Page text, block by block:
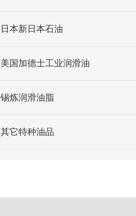
日本新日本石油
美国加德士工业润滑油
锡炼润滑油脂
其它特种油品